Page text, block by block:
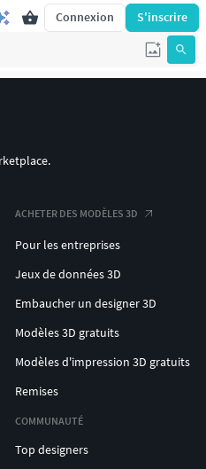
Connexion S'inscrire
ACHETER DES MODÈLES 3D
Pour les entreprises
Jeux de données 3D
Embaucher un designer 3D
Modèles 3D gratuits
Modèles d'impression 3D gratuits
Remises
COMMUNAUTÉ
Top designers